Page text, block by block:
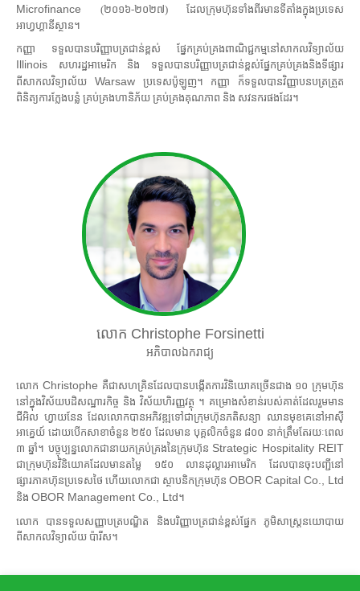
Microfinance (២០១៦-២០២៧) ដែលក្រុមហ៊ុនទាំងពីរមានទីតាំងក្នុងប្រទេស
អាហ្វហ្គានីស្ថាន។
កញ្ញា ទទួលបានបរិញ្ញាបត្រជាន់ខ្ពស់ ផ្នែកគ្រប់គ្រងពាណិជ្ជកម្មនៅសាកលវិទ្យាល័យ
Illinois សហរដ្ឋអាមេរិក និង ទទួលបានបរិញ្ញាបត្រជាន់ខ្ពស់ផ្នែកគ្រប់គ្រងនិងទីផ្សារ
ពីសាកលវិទ្យាល័យ Warsawប្រទេសប៉ូឡូញ។ កញ្ញា ក៏ទទួលបានវិញ្ញាបនបត្រត្រួត
ពិនិត្យការក្លែងបន្លំ គ្រប់គ្រងហានិភ័យ គ្រប់គ្រងគុណភាព និង សវនករផងដែរ។
លោក Christophe Forsinetti
អភិបាលឯករាជ្យ
លោក Christophe គឺជាសហគ្រិនដែលបានបង្កើតការវិនិយោគច្រើនជាង ១០ ក្រុមហ៊ុន
នៅក្នុងវិស័យបដិសណ្ឋារកិច្ច និង វិស័យហិរញ្ញវត្ថុ ។ គម្រោងសំខាន់របស់គាត់ដែលរួមមាន
ជីអិល ហ្វាយនែន ដែលលោកបានអភិវឌ្ឍទៅជាក្រុមហ៊ុនភតិសន្យា ឈានមុខគេនៅអាស៊ី
អាគ្នេយ៍ ដោយបើកសាខាចំនួន ២៥០ ដែលមាន បុគ្គលិកចំនួន ៨០០ នាក់ត្រឹមតែរយៈពេល
៣ ឆ្នាំ។ បច្ចុប្បន្នលោកជានាយកគ្រប់គ្រងនៃក្រុមហ៊ុន Strategic Hospitality REIT
ជាក្រុមហ៊ុនវិនិយោគដែលមានតម្លៃ ១៥០ លានដុល្លារអាមេរិក ដែលបានចុះបញ្ជីនៅ
ផ្សារភាគហ៊ុនប្រទេសថៃ ហើយលោកជា ស្ថាបនិកក្រុមហ៊ុន OBOR Capital Co., Ltd
និង OBOR Management Co., Ltd។
លោក បានទទួលសញ្ញាបត្របណ្ឌិត និងបរិញ្ញាបត្រជាន់ខ្ពស់ផ្នែក ភូមិសាស្ត្រនយោបាយ
ពីសាកលវិទ្យាល័យ ប៉ារីស។